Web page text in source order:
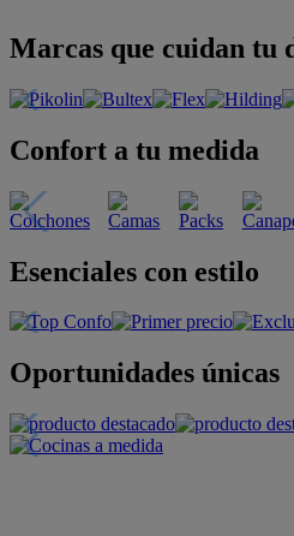
Marcas que cuidan tu
Confort a tu medida
Esenciales con estilo
Oportunidades únicas